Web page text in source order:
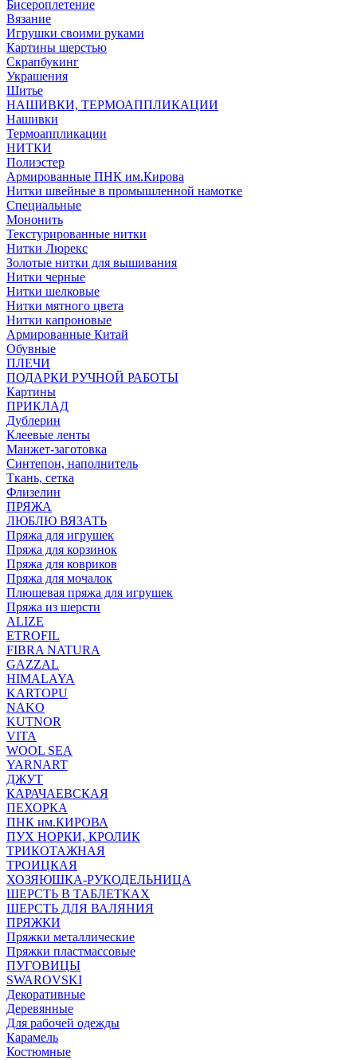
Бисероплетение
Вязание
Игрушки своими руками
Картины шерстью
Скрапбукинг
Украшения
Шитье
НАШИВКИ, ТЕРМОАППЛИКАЦИИ
Нашивки
Термоаппликации
НИТКИ
Полиэстер
Армированные ПНК им.Кирова
Нитки швейные в промышленной намотке
Специальные
Мононить
Текстурированные нитки
Нитки Люрекс
Золотые нитки для вышивания
Нитки черные
Нитки шелковые
Нитки мятного цвета
Нитки капроновые
Армированные Китай
Обувные
ПЛЕЧИ
ПОДАРКИ РУЧНОЙ РАБОТЫ
Картины
ПРИКЛАД
Дублерин
Клеевые ленты
Манжет-заготовка
Синтепон, наполнитель
Ткань, сетка
Флизелин
ПРЯЖА
ЛЮБЛЮ ВЯЗАТЬ
Пряжа для игрушек
Пряжа для корзинок
Пряжа для ковриков
Пряжа для мочалок
Плюшевая пряжа для игрушек
Пряжа из шерсти
ALIZE
ETROFIL
FIBRA NATURA
GAZZAL
HIMALAYA
KARTOPU
NAKO
KUTNOR
VITA
WOOL SEA
YARNART
ДЖУТ
КАРАЧАЕВСКАЯ
ПЕХОРКА
ПНК им.КИРОВА
ПУХ НОРКИ, КРОЛИК
ТРИКОТАЖНАЯ
ТРОИЦКАЯ
ХОЗЯЮШКА-РУКОДЕЛЬНИЦА
ШЕРСТЬ В ТАБЛЕТКАХ
ШЕРСТЬ ДЛЯ ВАЛЯНИЯ
ПРЯЖКИ
Пряжки металлические
Пряжки пластмассовые
ПУГОВИЦЫ
SWAROVSKI
Декоративные
Деревянные
Для рабочей одежды
Карамель
Костюмные